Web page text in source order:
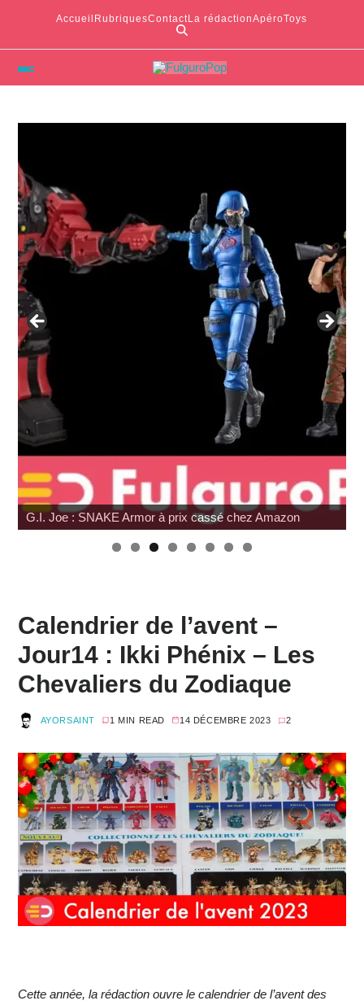
Accueil RubriquesContactLa rédactionApéroToys
G.I. Joe : SNAKE Armor à prix cassé chez Amazon
Calendrier de l’avent –
Jour14 : Ikki Phénix – Les
Chevaliers du Zodiaque
AYORSAINT 1 MIN READ 14 DÉCEMBRE 2023 2
Cette année, la rédaction ouvre le calendrier de l’avent des